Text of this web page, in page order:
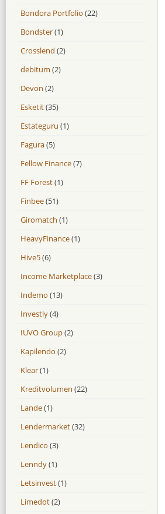
Bondora Portfolio (22)
Bondster(1)
Crosslend (2)
debitum (2)
Devon (2)
Esketit(35)
Estateguru (1)
Fagura(5)
Fellow Finance(7)
FF Forest(1)
Finbee(51)
Giromatch (1)
HeavyFinance(1)
Hive5(6)
Income Marketplace(3)
Indemo (13)
Investly(4)
IUVO Group(2)
Kapilendo (2)
Klear(1)
Kreditvolumen (22)
Lande(1)
Lendermarket(32)
Lendico (3)
Lenndy(1)
Letsinvest(1)
Limedot(2)